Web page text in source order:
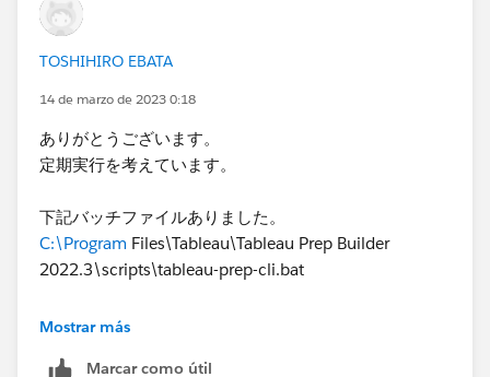
TOSHIHIRO EBATA
14 de marzo de 2023 0:18
ありがとうございます。
​定期実行を考えています。
下記バッチファイルありました。​
C:\Program Files\Tableau\Tableau Prep Builder
2022.3\scripts\tableau-prep-cli.bat
このファイルでPREPのフロー​動作させ別途
Mostrar más
Marcar como útil